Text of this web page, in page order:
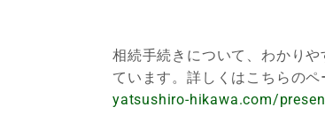
相続手続きについて、わかり
ています。詳しくはこちらの
yatsushiro-hikawa.com/